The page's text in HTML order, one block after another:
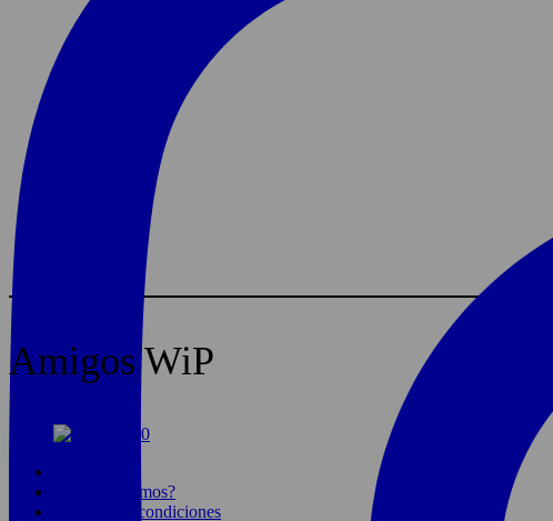
Amigos WiP
¿Quiénes somos?
Términos y condiciones